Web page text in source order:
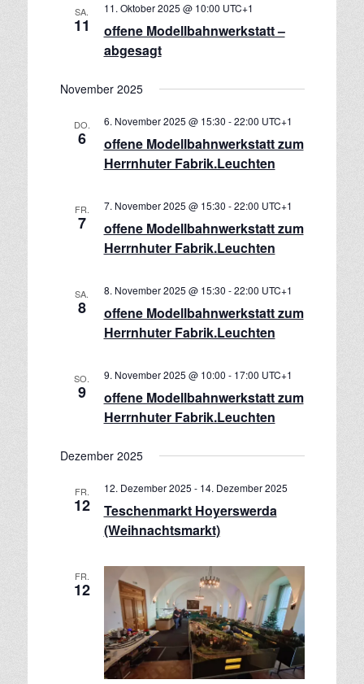
s
t
u
n
g
n
S
u
h
e
u
d
A
n
i
c
h
n
N
a
v
i
A
c
-
i
t
h
l
SA.
11
offene Modellbahnwerkstatt –
abgesagt
11. Oktober 2025 @ 10:00 UTC+1
November 2025
DO.
6
offene Modellbahnwerkstatt zum
Herrnhuter Fabrik.Leuchten
6. November 2025 @ 15:30 -22:00 UTC+1
FR.
7
offene Modellbahnwerkstatt zum
Herrnhuter Fabrik.Leuchten
7. November 2025 @ 15:30 -22:00 UTC+1
SA.
8
offene Modellbahnwerkstatt zum
Herrnhuter Fabrik.Leuchten
8. November 2025 @ 15:30 -22:00 UTC+1
SO.
9
offene Modellbahnwerkstatt zum
Herrnhuter Fabrik.Leuchten
9. November 2025 @ 10:00 - 17:00 UTC+1
Dezember 2025
FR.
12
Teschenmarkt Hoyerswerda
(Weihnachtsmarkt)
12. Dezember 2025 - 14. Dezember 2025
FR.
12